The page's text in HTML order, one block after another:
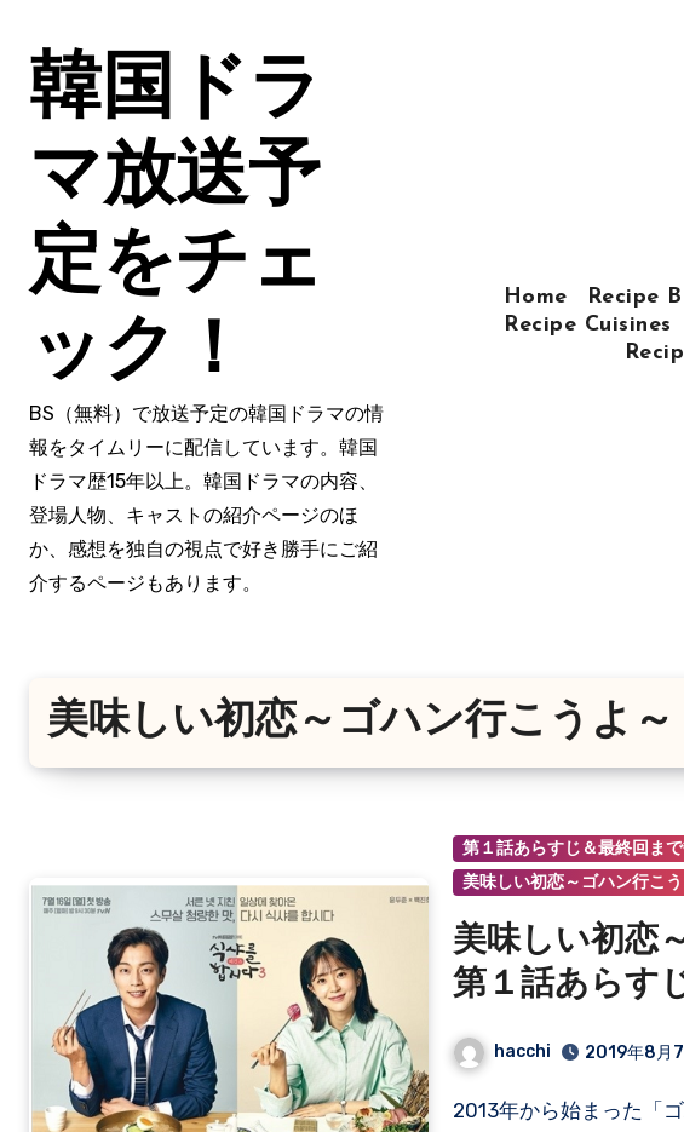
韓国ドラ
マ放送予
定をチェ
ック！
BS（無料）で放送予定の韓国ドラマの情
報をタイムリーに配信しています。韓国
ドラマ歴15年以上。韓国ドラマの内容、
登場人物、キャストの紹介ページのほ
か、感想を独自の視点で好き勝手にご紹
介するページもあります。
Home Recipe
Recipe Cuisines
美味しい初恋～ゴハン行こうよ～
第１話あらすじ＆最終回ま
美味しい初恋～ゴハン行こ
美味しい初恋
第１話あらす
想
hacchi 2019年8月
2013年から始まった「